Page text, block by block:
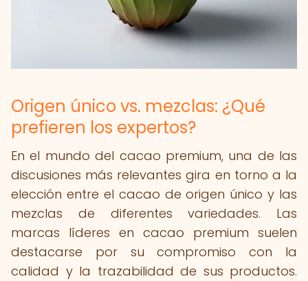
Origen único vs. mezclas: ¿Qué
prefieren los expertos?
En el mundo del cacao premium, una de las
discusiones más relevantes gira en torno a la
elección entre el cacao de origen único y las
mezclas de diferentes variedades. Las
marcas líderes en cacao premium suelen
destacarse por su compromiso con la
calidad y la trazabilidad de sus productos.